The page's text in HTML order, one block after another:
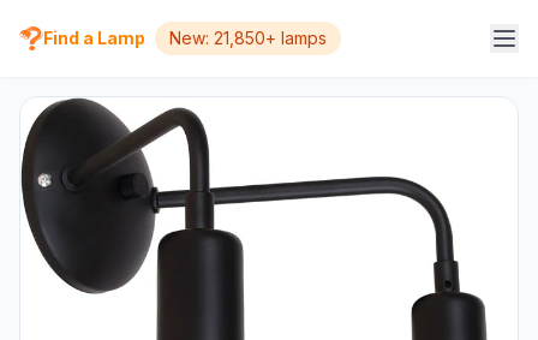
Find a Lamp New: 21,850+ lamps